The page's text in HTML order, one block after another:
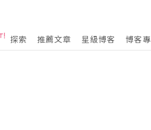
探索 推薦文章 星級博客 博客